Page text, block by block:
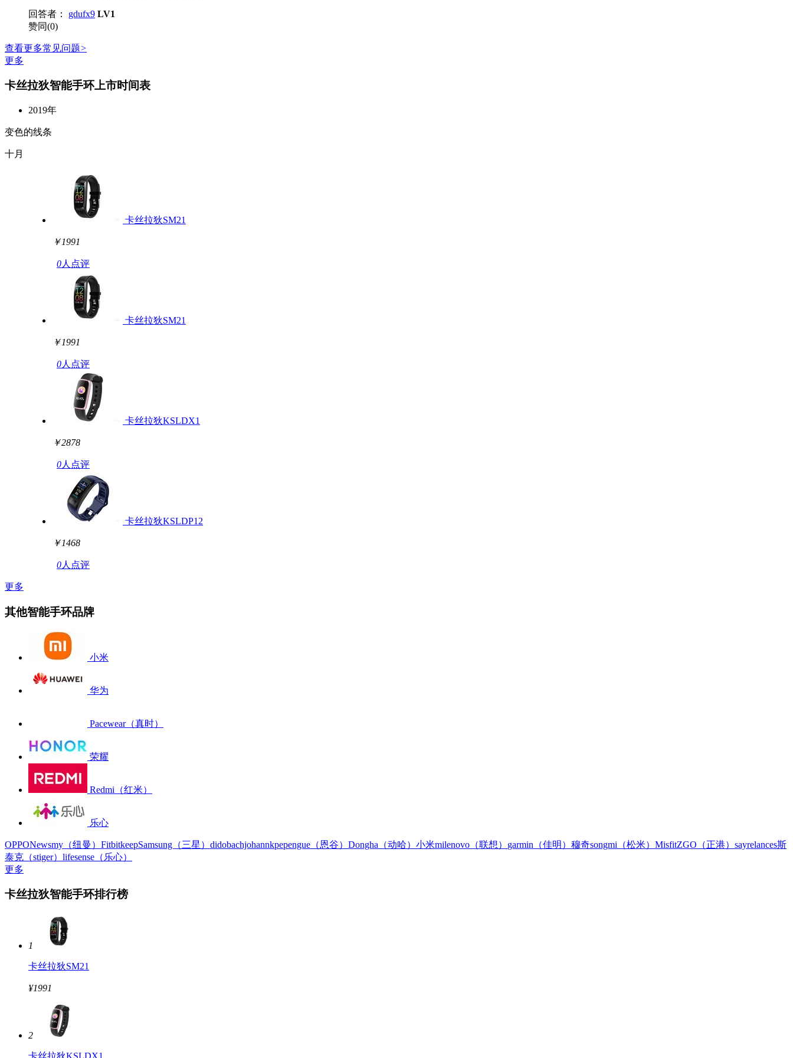
回答者： gdufx9 LV1
赞同(0)
查看更多常见问题>
更多
卡丝拉狄智能手环上市时间表
2019年
变色的线条
十月
卡丝拉狄SM21
￥1991
0人点评
卡丝拉狄SM21
￥1991
0人点评
卡丝拉狄KSLDX1
￥2878
0人点评
卡丝拉狄KSLDP12
￥1468
0人点评
更多
其他智能手环品牌
小米
华为
Pacewear（真时）
荣耀
Redmi（红米）
乐心
OPPONewsmy（纽曼） FitbitkeepSamsung（三星） didobachjohannkpepengue（恩谷） Dongha（动哈） 小米milenovo（联想） garmin（佳明） 穆奇songmi（松米） MisfitZGO（正港） sayrelances斯
泰克（stiger） lifesense（乐心）
更多
卡丝拉狄智能手环排行榜
1
卡丝拉狄SM21
¥1991
2